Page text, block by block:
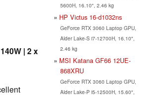
| 2 x
5600H, 16.10", 2.46 kg
HP Victus 16-d1032ns
GeForce RTX 3060 Laptop GPU,
Alder Lake-S i7-12700H, 16.10",
2.46 kg
MSI Katana GF66 12UE-
868XRU
GeForce RTX 3060 Laptop GPU,
Alder Lake-P i5-12500H, 15.60",